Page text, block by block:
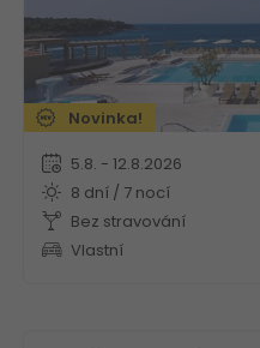
Novinka!
5.8. - 12.8.2026
8 dní / 7 nocí
Bez stravování
Vlastní